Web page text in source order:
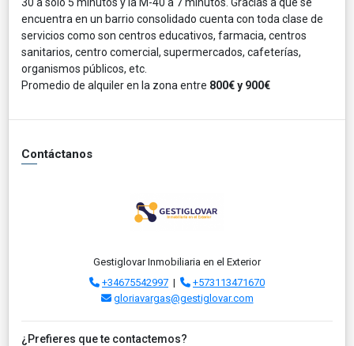
encuentra en un barrio consolidado cuenta con toda clase de
servicios como son centros educativos, farmacia, centros
sanitarios, centro comercial, supermercados, cafeterías,
organismos públicos, etc.
Promedio de alquiler en la zona entre 800€ y 900€
Contáctanos
Gestiglovar Inmobiliaria en el Exterior
+34675542997 |
+573113471670
gloriavargas@gestiglovar.com
¿Prefieres que te contactemos?